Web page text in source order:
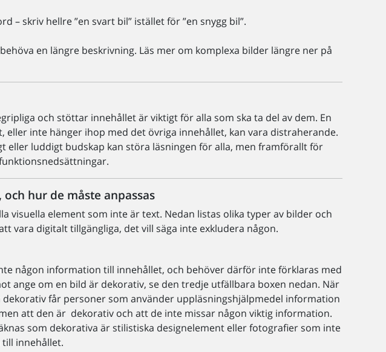
– skriv hellre ”en svart bil” istället för ”en snygg bil”.
en längre beskrivning. Läs mer om komplexa bilder längre ner på
och stöttar innehållet är viktigt för alla som ska ta del av dem. En
eller inte hänger ihop med det övriga innehållet, kan vara distraherande.
eller luddigt budskap kan störa läsningen för alla, men framförallt för
hur de måste anpassas
visuella element som inte är text. Nedan listas olika typer av bilder och
vara digitalt tillgängliga, det vill säga inte exkludera någon.
någon information till innehållet, och behöver därför inte förklaras med
ange om en bild är dekorativ, se den tredje utfällbara boxen nedan. När
får personer som använder uppläsningshjälpmedel information
att den är dekorativ och att de inte missar någon viktig information.
som dekorativa är stilistiska designelement eller fotografier som inte
innehållet.